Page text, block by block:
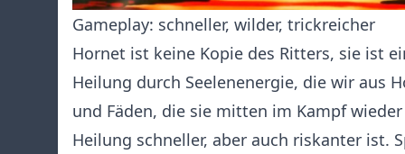
Gameplay: schneller, wilder, trickreicher
Hornet ist keine Kopie des Ritters, sie ist
Heilung durch Seelenenergie, die wir aus
und Fäden, die sie mitten im Kampf
Heilung schneller, aber auch riskanter ist.